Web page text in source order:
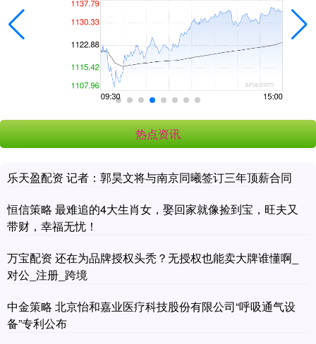
热点资讯
乐天盈配资 记者：郭昊文将与南京同曦签订三年顶薪合同
恒信策略 最难追的4大生肖女，娶回家就像捡到宝，旺夫又
带财，幸福无忧！
万宝配资 还在为品牌授权头秃？无授权也能卖大牌谁懂啊_
对公_注册_跨境
中金策略 北京怡和嘉业医疗科技股份有限公司“呼吸通气设
备”专利公布